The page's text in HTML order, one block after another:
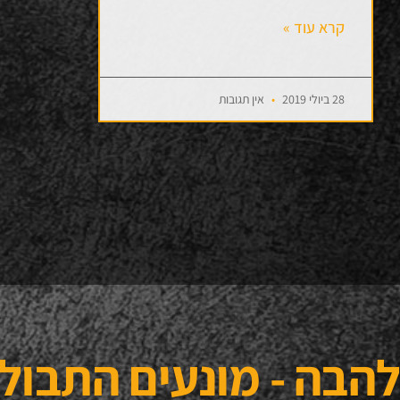
קרא עוד »
28 ביולי 2019 אין תגובות
להבה - מונעים